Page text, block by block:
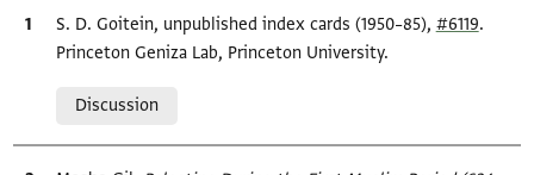
Bibliographic citation
S. D. Goitein, unpublished index cards (1950–85), #6119.
Princeton Geniza Lab, Princeton University.
Discussion